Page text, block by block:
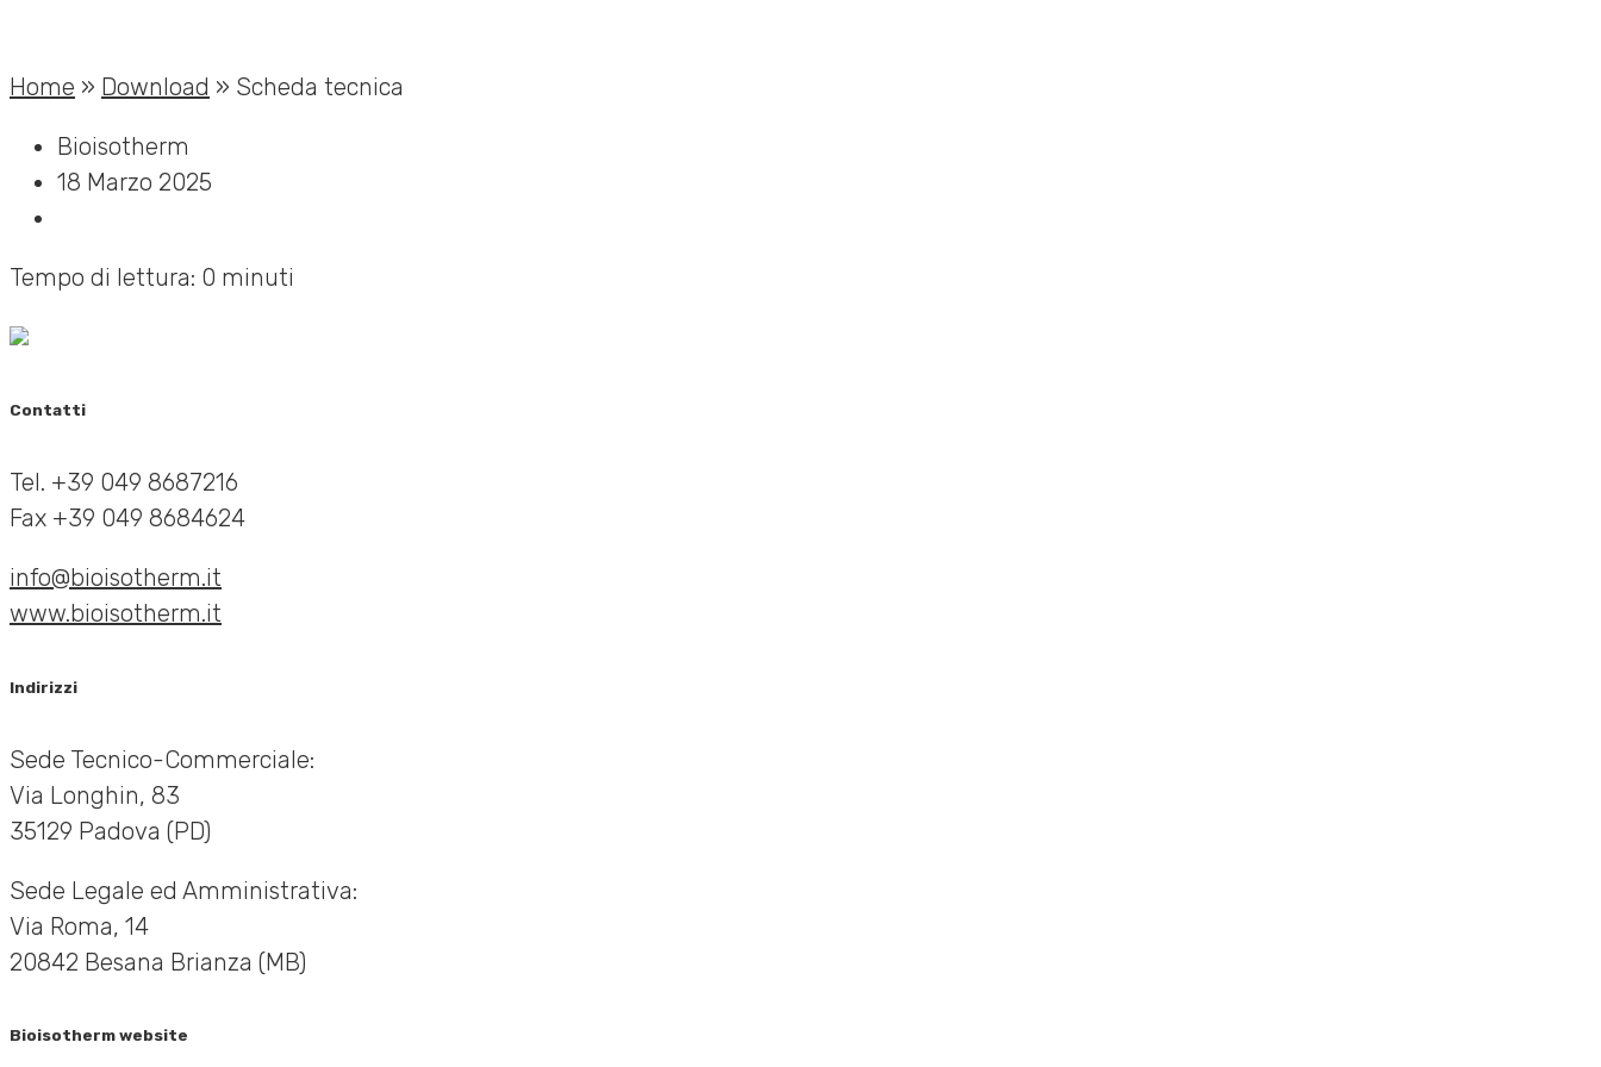
Home » Download » Scheda tecnica
Bioisotherm
18 Marzo 2025
Tempo di lettura: 0 minuti
Contatti
Tel. +39 049 8687216
Fax +39 049 8684624
info@bioisotherm.it
www.bioisotherm.it
Indirizzi
Sede Tecnico-Commerciale:
Via Longhin, 83
35129 Padova (PD)
Sede Legale ed Amministrativa:
Via Roma, 14
20842 Besana Brianza (MB)
Bioisotherm website